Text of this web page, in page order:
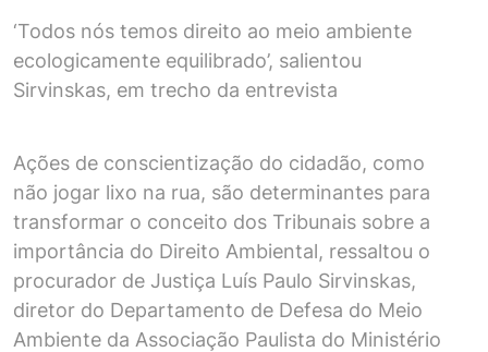
‘Todos nós temos direito ao meio ambiente
ecologicamente equilibrado’, salientou
Sirvinskas, em trecho da entrevista
Ações de conscientização do cidadão, como
não jogar lixo na rua, são determinantes para
transformar o conceito dos Tribunais sobre a
importância do Direito Ambiental, ressaltou o
procurador de Justiça Luís Paulo Sirvinskas,
diretor do Departamento de Defesa do Meio
Ambiente da Associação Paulista do Ministério